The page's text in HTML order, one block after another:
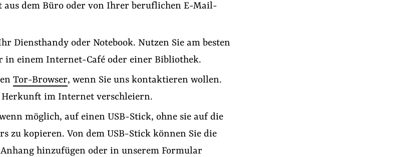
aus dem Büro oder von Ihrer beruflichen E-Mail-
Diensthandy oder Notebook. Nutzen Sie am besten
in einem Internet-Café oder einer Bibliothek.
Tor-Browser, wenn Sie uns kontaktieren wollen.
im Internet verschleiern.
möglich, auf einen USB-Stick, ohne sie auf die
zu kopieren. Von dem USB-Stick können Sie die
hinzufügen oder in unserem Formular